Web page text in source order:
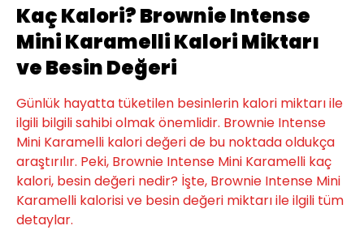
Kaç Kalori? Brownie Intense
Mini Karamelli Kalori Miktarı
ve Besin Değeri
Günlük hayatta tüketilen besinlerin kalori miktarı ile
ilgili bilgili sahibi olmak önemlidir. Brownie Intense
Mini Karamelli kalori değeri de bu noktada oldukça
araştırılır. Peki, Brownie Intense Mini Karamelli kaç
kalori, besin değeri nedir? İşte, Brownie Intense Mini
Karamelli kalorisi ve besin değeri miktarı ile ilgili tüm
detaylar.